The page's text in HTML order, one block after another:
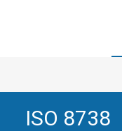
ISO 8738